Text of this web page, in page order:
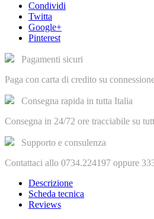
Condividi
Twitta
Google+
Pinterest
Pagamenti sicuri
Paga con carta di credito su
Consegna rapida in tutta Italia
Consegna in 24/72 ore tracciabile su
Supporto e consulenza
Contattaci allo 0734.224197 oppure
Descrizione
Scheda tecnica
Reviews